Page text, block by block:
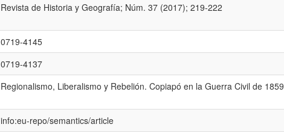
Revista de Historia y Geografí­a; Núm. 37 (2017); 219-222
0719-4145
0719-4137
Regionalismo, Liberalismo y Rebelión. Copiapó en la Guerra Civil de 1859
info:eu-repo/semantics/article